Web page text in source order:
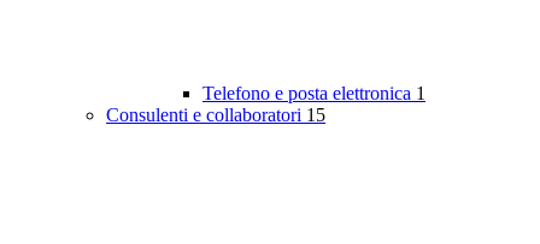
Telefono e posta elettronica 1
Consulenti e collaboratori 15